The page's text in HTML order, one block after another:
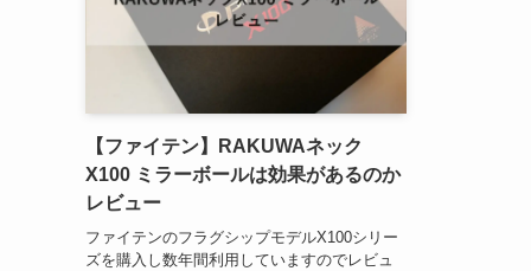
【ファイテン】RAKUWAネック
X100 ミラーボールは効果があるのか
レビュー
ファイテンのフラグシップモデルX100シリー
ズを購入し数年間利用していますのでレビュ